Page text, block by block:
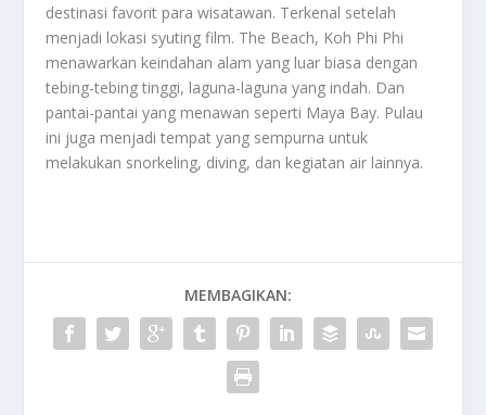
destinasi favorit para wisatawan. Terkenal setelah
menjadi lokasi syuting film. The Beach, Koh Phi Phi
menawarkan keindahan alam yang luar biasa dengan
tebing-tebing tinggi, laguna-laguna yang indah. Dan
pantai-pantai yang menawan seperti Maya Bay. Pulau
ini juga menjadi tempat yang sempurna untuk
melakukan snorkeling, diving, dan kegiatan air lainnya.
MEMBAGIKAN: